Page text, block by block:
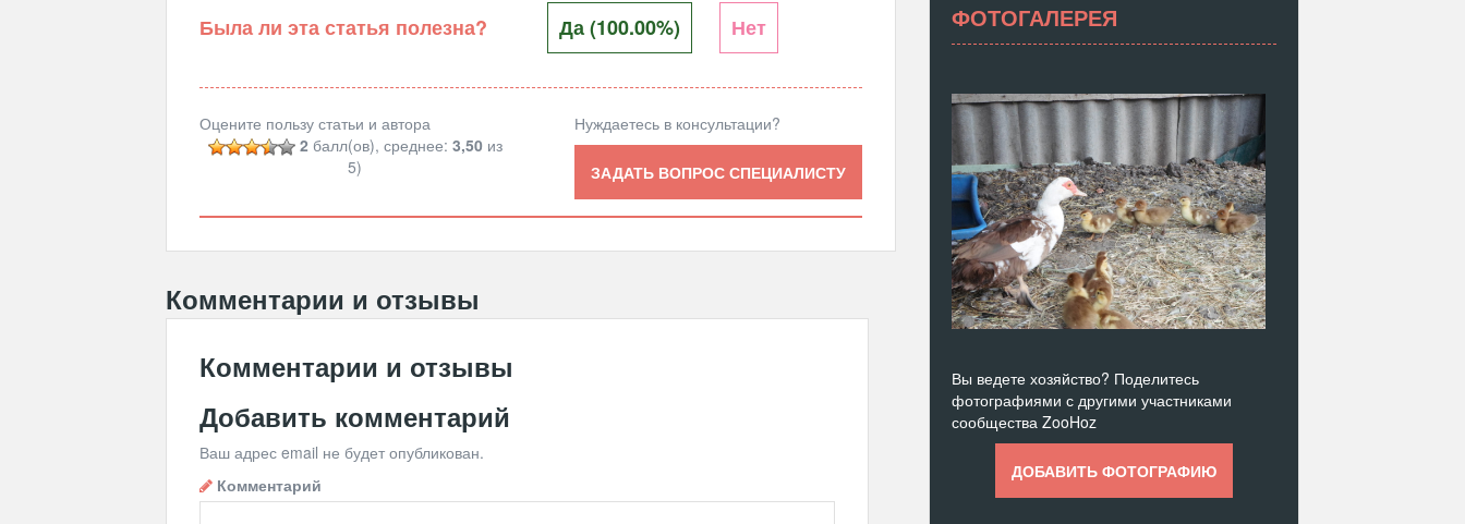
Была ли эта статья полезна? Да (100.00%) Нет
Оцените пользу статьи и автора
2 балл(ов), среднее: 3,50из
5)
Нуждаетесь в консультации?
ЗАДАТЬ ВОПРОС СПЕЦИАЛИСТУ
Комментарии и отзывы
Комментарии и отзывы
Добавить комментарий
Ваш адрес email не будет опубликован.
Комментарий
ФОТОГАЛЕРЕЯ
Вы ведете хозяйство? Поделитесь
фотографиями с другими участниками
сообщества ZooHoz
ДОБАВИТЬ ФОТОГРАФИЮ